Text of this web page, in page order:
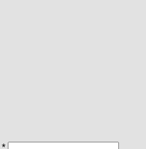
Required